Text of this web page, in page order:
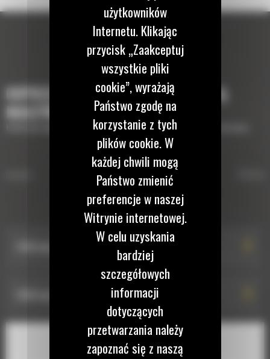
OSPRZĘTY, KTÓRE UZUPEŁNIĄ TWOJĄ
MASZYNĘ
Krótki opis wyposażenia lub osprzętów potrzebnych do uzupełnienia maszyny
ŁYŻKI DO PROFILOWANIA
POWIERZCHNI – DO
MINIKOPAREK
Łyżki do profilowania powierzchni – do
użytkowników
Internetu. Klikając
przycisk „Zaakceptuj
wszystkie pliki
cookie”, wyrażają
Państwo zgodę na
korzystanie z tych
plików cookie. W
każdej chwili mogą
Państwo zmienić
preferencje w naszej
Witrynie internetowej.
W celu uzyskania
bardziej
szczegółowych
informacji
dotyczących
przetwarzania należy
zapoznać się z naszą